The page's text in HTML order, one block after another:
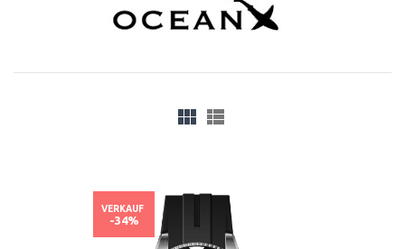
VERKAUF
-34%